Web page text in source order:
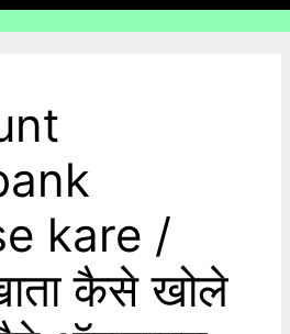
kare /
कैसे खोले